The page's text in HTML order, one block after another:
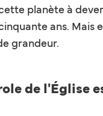
planète à
ans.
grandeur.
de l'Église